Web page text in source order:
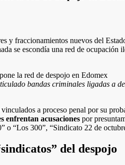
y fraccionamientos nuevos del
se escondía una red de
bandas criminales ligadas a
a proceso penal por su
enfrentan acusaciones por
o “Los 300”, “Sindicato 22 de
del despojo